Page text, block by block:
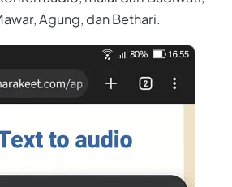
Agung, dan Bethari.